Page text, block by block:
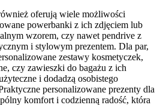
oferują wiele możliwości
powerbanki z ich zdjęciem lub
wzorem, czy nawet pendrive z
i stylowym prezentem. Dla par,
zestawy kosmetyczek,
czy zawieszki do bagażu z ich
i dodadzą osobistego
personalizowane prezenty dla
komfort i codzienną radość, która